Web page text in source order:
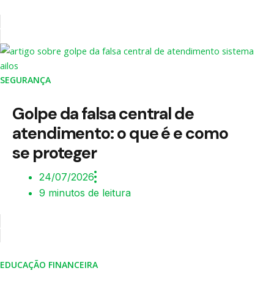
SEGURANÇA
Golpe da falsa central de
atendimento: o que é e como
se proteger
24/07/2026
9 minutos de leitura
EDUCAÇÃO FINANCEIRA